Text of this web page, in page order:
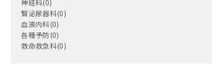
神経科(0)
腎泌尿器科(0)
血液内科(0)
各種予防(0)
救命救急科(0)